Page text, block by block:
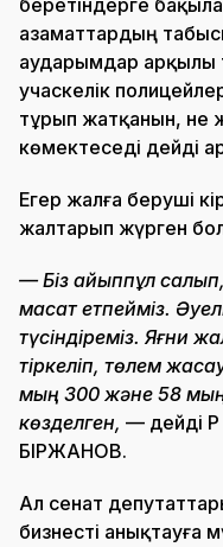
беретіндерге
азаматтардың
аударымдар арқылы
учаскелік
тұрып жатқанын, не
көмектеседі дейді
Егер жалға беруші
жалтарып жүрген
— Біз айыппұл
мақсат етпейміз.
түсіндіреміз. Яғни
тіркеліп, төлем
мың 300 және 58 мың
көзделген, — дейді
БІРЖАНОВ.
Ал сенат
бизнесті анықтауға